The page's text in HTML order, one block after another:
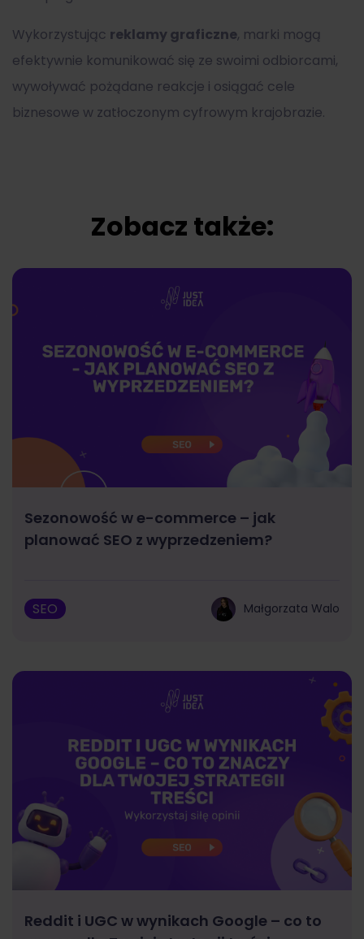
Wykorzystując reklamy graficzne, marki mogą
efektywnie komunikować się ze swoimi odbiorcami,
wywoływać pożądane reakcje i osiągać cele
biznesowe w zatłoczonym cyfrowym krajobrazie.
Zobacz także:
Sezonowość w e-commerce – jak
planować SEO z wyprzedzeniem?
SEO Małgorzata Walo
Reddit i UGC w wynikach Google – co to